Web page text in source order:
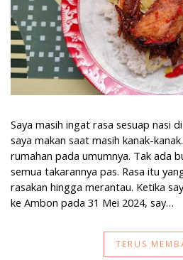
Saya masih ingat rasa sesuap nasi
saya makan saat masih kanak-
rumahan pada umumnya. Tak ada
semua takarannya pas. Rasa itu
rasakan hingga merantau. Ketika
ke Ambon pada 31 Mei 2024, say…
TERUS